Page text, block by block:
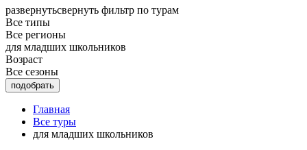
развернутьсвернуть фильтр по турам
Все типы
Все регионы
для младших школьников
Возраст
Все сезоны
Главная
Все туры
для младших школьников